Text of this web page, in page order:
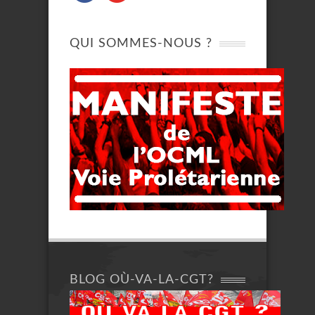
QUI SOMMES-NOUS ?
BLOG OÙ-VA-LA-CGT?